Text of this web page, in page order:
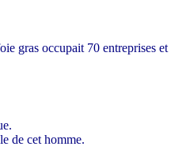
gras occupait 70 entreprises et
de cet homme.